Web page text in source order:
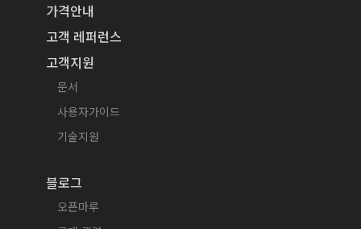
가격안내
고객 레퍼런스
고객지원
문서
사용자가이드
기술지원
블로그
오픈마루